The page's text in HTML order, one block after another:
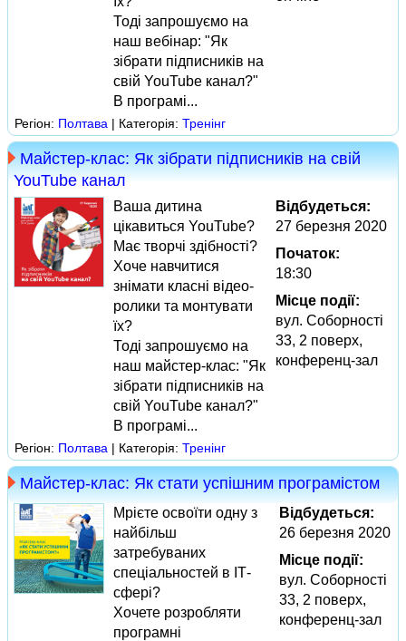
Тоді запрошуємо на
наш вебінар: "Як
зібрати підписників на
свій YouTube канал?"
В програмі...
Регіон: Полтава | Категорія: Тренінг
Майстер-клас: Як зібрати підписників на свій
YouTube канал
Ваша дитина
цікавиться YouTube?
Має творчі здібності?
Хоче навчитися
знімати класні відео-
ролики та монтувати
їх?
Тоді запрошуємо на
наш майстер-клас: "Як
зібрати підписників на
свій YouTube канал?"
В програмі...
Відбудеться:
27 березня 2020
Початок:
18:30
Місце події:
вул. Соборності
33, 2 поверх,
конференц-зал
Регіон: Полтава | Категорія: Тренінг
Майстер-клас: Як стати успішним програмістом
Мрієте освоїти одну з
найбільш
затребуваних
спеціальностей в ІТ-
сфері?
Хочете розробляти
програмні
Відбудеться:
26 березня 2020
Місце події:
вул. Соборності
33, 2 поверх,
конференц-зал